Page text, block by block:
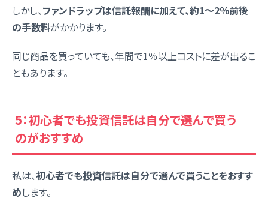
しかし、ファンドラップは信託報酬に加えて、約1〜2％前後
の手数料がかかります。
同じ商品を買っていても、年間で1％以上コストに差が出るこ
ともあります。
5：初心者でも投資信託は自分で選んで買う
のがおすすめ
私は、初心者でも投資信託は自分で選んで買うことをおすす
めします。